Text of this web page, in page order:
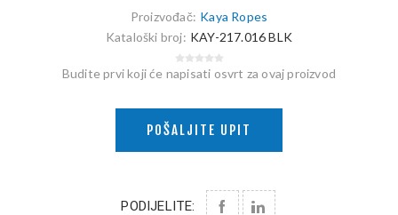
Proizvođač: Kaya Ropes
Kataloški broj: KAY-217.016 BLK
Budite prvi koji će napisati osvrt za ovaj proizvod
POŠALJITE UPIT
PODIJELITE: